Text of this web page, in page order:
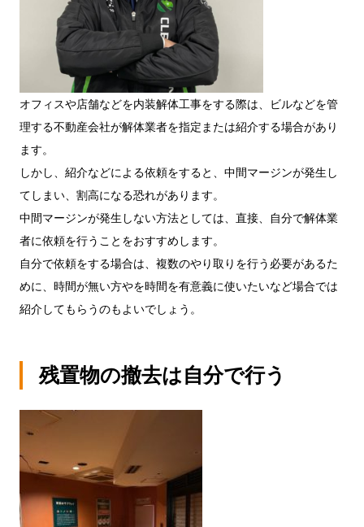
オフィスや店舗などを内装解体工事をする際は、ビルなどを管
理する不動産会社が解体業者を指定または紹介する場合があり
ます。
しかし、紹介などによる依頼をすると、中間マージンが発生し
てしまい、割高になる恐れがあります。
中間マージンが発生しない方法としては、直接、自分で解体業
者に依頼を行うことをおすすめします。
自分で依頼をする場合は、複数のやり取りを行う必要があるた
めに、時間が無い方やを時間を有意義に使いたいなど場合では
紹介してもらうのもよいでしょう。
残置物の撤去は自分で行う